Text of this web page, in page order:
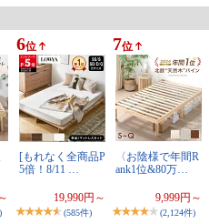
6位
[もれなく全商品P
5倍！8/11 …
19,990円～
(585件)
7位
〈お陰様で年間R
ank1位&80万…
9,999円～
(2,124件)